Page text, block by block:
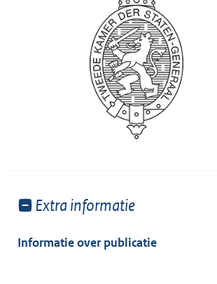
Toon
van:
Extra informatie
Informatie over publicatie